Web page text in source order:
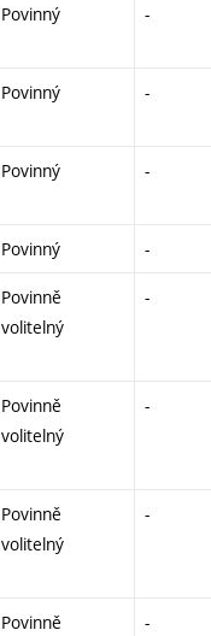
Povinný -
Povinný -
Povinný -
Povinný -
Povinně
volitelný
-
Povinně
volitelný
-
Povinně
volitelný
-
Povinně
-